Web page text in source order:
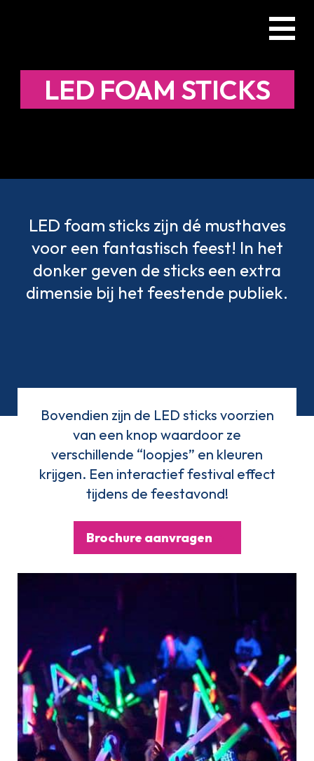
content
Menu
LED FOAM STICKS
LED foam sticks zijn dé musthaves
voor een fantastisch feest! In het
donker geven de sticks een extra
dimensie bij het feestende publiek.
Bovendien zijn de LED sticks voorzien
van een knop waardoor ze
verschillende “loopjes” en kleuren
krijgen. Een interactief festival effect
tijdens de feestavond!
Brochure aanvragen